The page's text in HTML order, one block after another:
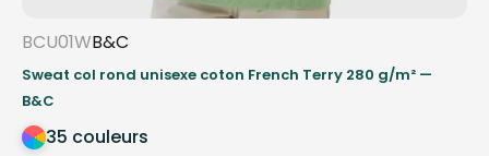
BCU01WB&C
Sweat col rond unisexe coton French Terry 280 g/m² —
B&C
35 couleurs